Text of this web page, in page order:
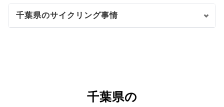
千葉県のサイクリング事情
千葉県の